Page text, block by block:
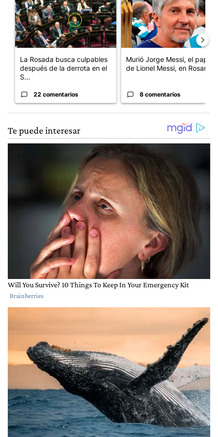
La Rosada busca culpables
después de la derrota en el
S...
22 comentarios
Murió Jorge Messi, el papá
de Lionel Messi, en Rosario
8 comentarios